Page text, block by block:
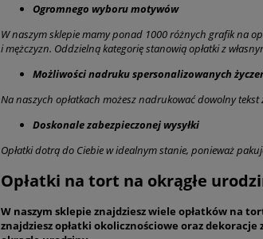
Ogromnego wyboru motywów
W naszym sklepie mamy ponad 1000 różnych grafik na
i mężczyzn. Oddzielną kategorię stanowią opłatki z
Możliwości nadruku spersonalizowanych
Na naszych opłatkach możesz nadrukować dowolny tekst
Doskonale zabezpieczonej wysyłki
Opłatki dotrą do Ciebie w idealnym stanie, ponieważ
Opłatki na tort na okrągłe
W naszym sklepie znajdziesz wiele opłatków na
znajdziesz opłatki okolicznościowe oraz